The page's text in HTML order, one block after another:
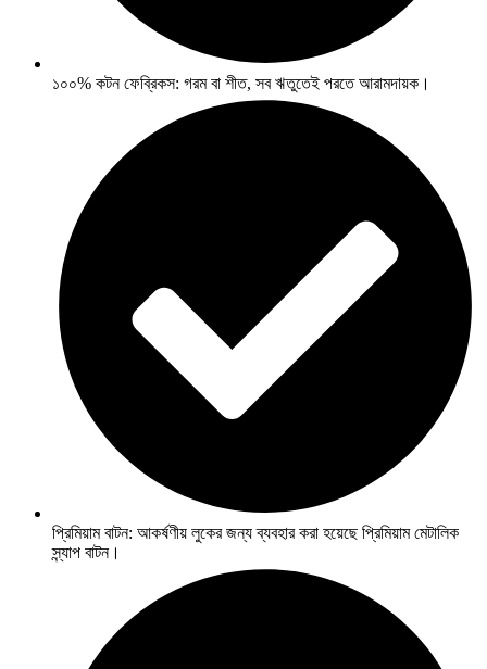
১০০% কটন ফেব্রিকস: গরম বা শীত, সব ঋতুতেই পরতে আরামদায়ক।
প্রিমিয়াম বাটন: আকর্ষণীয় লুকের জন্য ব্যবহার করা হয়েছে প্রিমিয়াম মেটালিক
স্ন্যাপ বাটন।